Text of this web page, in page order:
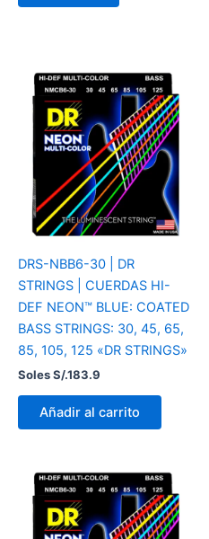
DRS-NBB6-30 | DR
STRINGS | CUERDAS HI-
DEF NEON™ BLUE: COATED
BASS STRINGS: 30, 45, 65,
85, 105, 125 «DR STRINGS»
Soles S/.183.9
Añadir al carrito